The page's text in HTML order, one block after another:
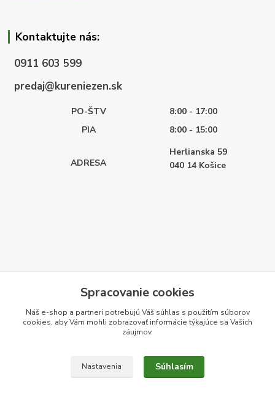
Kontaktujte nás:
0911 603 599
predaj@kureniezen.sk
PO-ŠTV
8:00 - 17:00
PIA
8:00 - 15:00
ADRESA
Herlianska 59
040 14 Košice
Spracovanie cookies
Náš e-shop a partneri potrebujú Váš súhlas s použitím súborov
cookies, aby Vám mohli zobrazovať informácie týkajúce sa Vašich
záujmov.
Nastavenia Súhlasím